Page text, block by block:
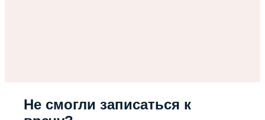
Не смогли записаться к